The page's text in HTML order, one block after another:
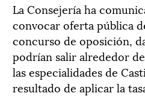
La Consejería ha
convocar oferta pública
concurso de oposición,
podrían salir alrededor
las especialidades de
resultado de aplicar la